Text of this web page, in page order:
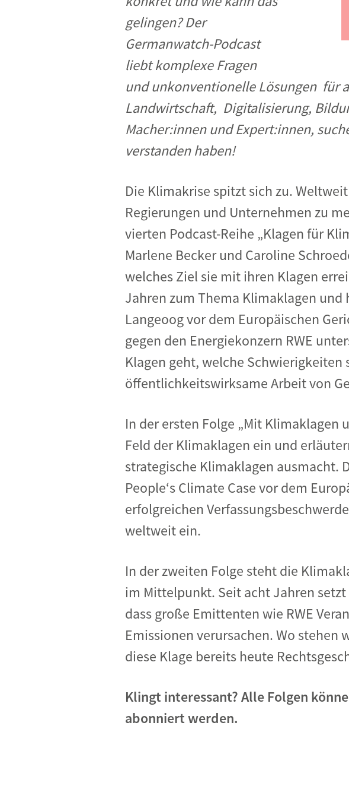
gelingen? Der
Germanwatch-Podcast
liebt komplexe Fragen
und unkonventionelle Lösungen für
Landwirtschaft, Digitalisierung,
Macher:innen undExpert:innen,
verstanden haben!
Die Klimakrise spitzt sich zu.
Regierungen und Unternehmen zu
vierten Podcast-Reihe „Klagen für
Marlene Becker und Caroline
welches Ziel sie mit ihren Klagen
Jahrenzum Thema Klimaklagen und
Langeoog vor dem Europäischen
gegen den Energiekonzern RWE
Klagen geht, welche
öffentlichkeitswirksame Arbeit von
In der ersten Folge „Mit Klimaklagen
Feld der Klimaklagen ein und
strategische Klimaklagen ausmacht.
People‘s Climate Case vor dem
erfolgreichen
weltweit ein.
In der zweiten Folge stehtdie
im Mittelpunkt. SeitachtJahren
dass große Emittenten wie RWE
Emissionen verursachen. Wo
diese Klage bereits heute
Klingt interessant? Alle Folgen
abonniert werden.